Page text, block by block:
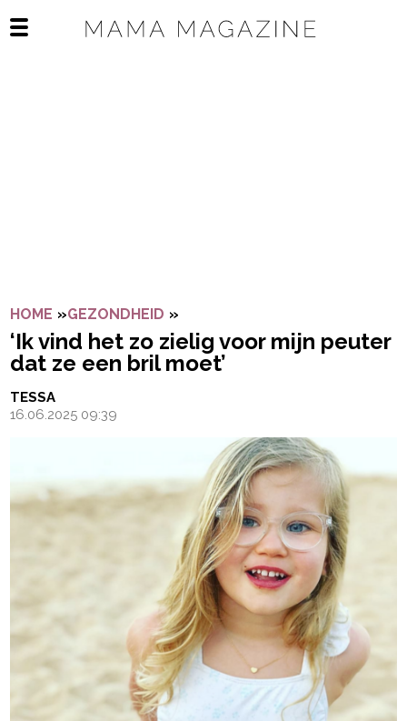
Open het mobiele menu
HOME »GEZONDHEID »
‘Ik vind het zo zielig voor mijn peuter
dat ze een bril moet’
TESSA
16.06.2025 09:39